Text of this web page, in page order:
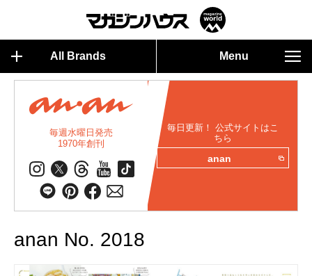
All Brands Menu
毎週水曜日発売
1970年創刊
毎日更新！ 公式サイトはこ
ちら
anan
anan No. 2018